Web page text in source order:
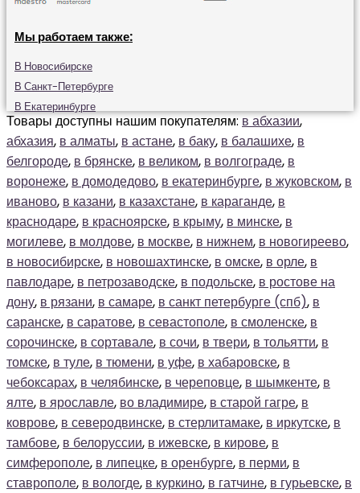
Мы работаем также:
В Новосибирске
В Санкт-Петербурге
В Екатеринбурге
Товары доступны нашим покупателям:в абхазии,
абхазия, в алматы, в астане, в баку, в балашихе, в
белгороде, в брянске, в великом, в волгограде, в
воронеже, в домодедово, в екатеринбурге, в жуковском, в
иваново, в казани, в казахстане, в караганде, в
краснодаре, в красноярске, в крыму, в минске, в
могилеве, в молдове, в москве, в нижнем, в новогиреево,
в новосибирске, в новошахтинске, в омске, в орле, в
павлодаре, в петрозаводске, в подольске, в ростове на
дону, в рязани, в самаре, в санкт петербурге (спб), в
саранске, в саратове, в севастополе, в смоленске, в
сорочинске, в сортавале, в сочи, в твери, в тольятти, в
томске, в туле, в тюмени, в уфе, в хабаровске, в
чебоксарах, в челябинске, в череповце, в шымкенте, в
ялте, в ярославле, во владимире, в старой гагре, в
коврове, в северодвинске, в стерлитамаке, в иркутске, в
тамбове, в белоруссии, в ижевске, в кирове, в
симферополе, в липецке, в оренбурге, в перми, в
ставрополе, в вологде, в куркино, в гатчине, в гурьевске, в